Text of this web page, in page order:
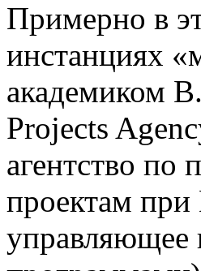
Примерно в
инстанциях
академиком
Projects
агентство по
проектам
управляющее